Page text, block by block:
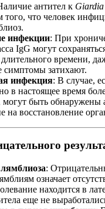
антител к
того, что человек
инфекции: При
IgG могут
времени,
симптомы затихают.
инфекция: В случае,
в настоящее время
могут быть обнаружены
на восстановление
:
означает
находится в
еще не